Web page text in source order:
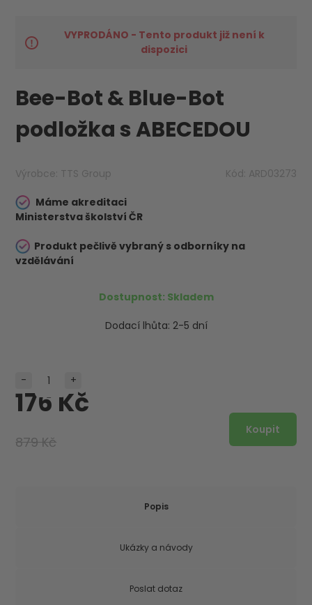
VYPRODÁNO - Tento produkt již není k
dispozici
Bee-Bot & Blue-Bot
podložka s ABECEDOU
Výrobce: TTS Group Kód: ARD03273
Máme akreditaci
Ministerstva školství ČR
Produkt pečlivě vybraný s odborníky na
vzdělávání
Dostupnost: Skladem
Dodací lhůta: 2-5 dní
879 Kč
176 Kč
- +
Popis
Ukázky a návody
Poslat dotaz